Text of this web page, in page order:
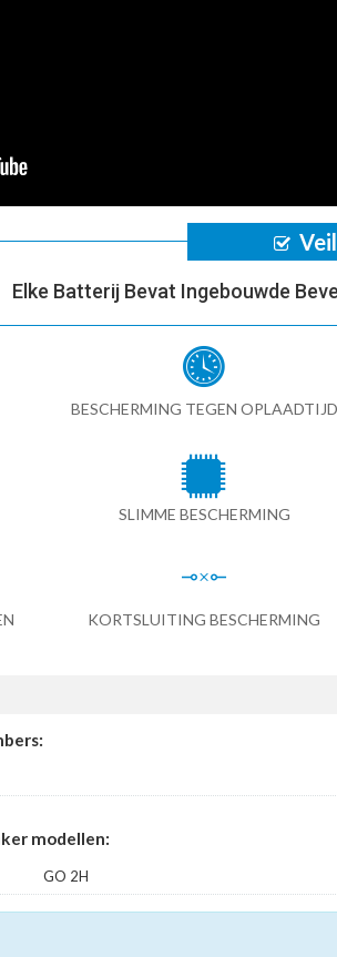
Elke Batterij Bevat Ingebouwde
BESCHERMING TEGEN OPLAADTIJD
SLIMME BESCHERMING
KORTSLUITING BESCHERMING
modellen:
GO 2H